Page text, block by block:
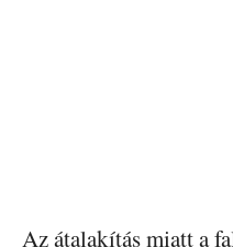
Az átalakítás miatt a